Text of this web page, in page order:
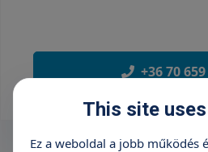
+36 70
This site
Ez a weboldal a jobb működés